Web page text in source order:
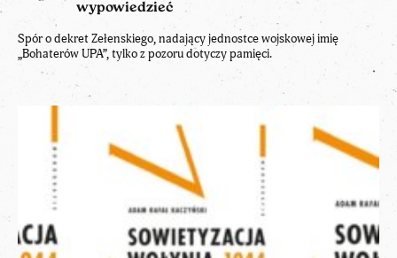
wypowiedzieć
Spór o dekret Zełenskiego, nadający jednostce wojskowej imię
„Bohaterów UPA”, tylko z pozoru dotyczy pamięci.